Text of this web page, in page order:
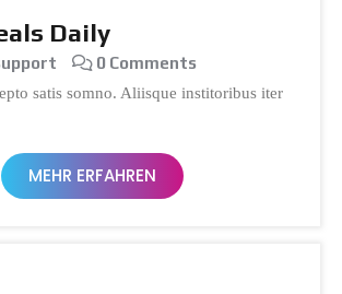
Daily
0 Comments
satis somno. Aliisque institoribus iter
MEHR ERFAHREN